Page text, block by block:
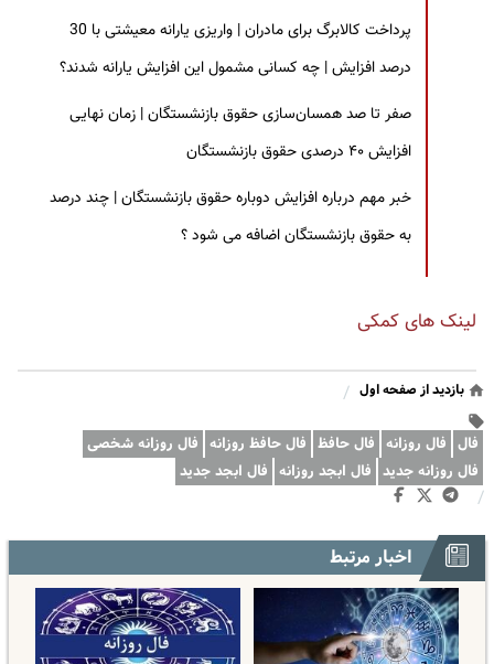
پرداخت کالابرگ برای مادران | واریزی یارانه معیشتی با 30
درصد افزایش | چه کسانی مشمول این افزایش یارانه شدند؟
صفر تا صد همسان‌سازی حقوق بازنشستگان | زمان نهایی
افزایش ۴۰ درصدی حقوق بازنشستگان
خبر مهم درباره افزایش دوباره حقوق بازنشستگان | چند درصد
به حقوق بازنشستگان اضافه می شود ؟
لینک های کمکی
بازدید از صفحه اول /
فال فال روزانه فال حافظ فال حافظ روزانه فال روزانه شخصی
فال روزانه جدید فال ابجد روزانه فال ابجد جدید
/
اخبار مرتبط